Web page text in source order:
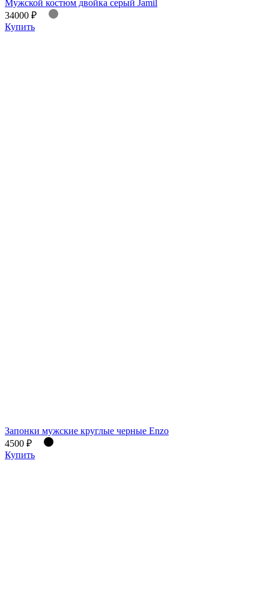
Мужской костюм двойка серый Jamil
34000 ₽
Купить
Запонки мужские круглые черные Enzo
4500 ₽
Купить